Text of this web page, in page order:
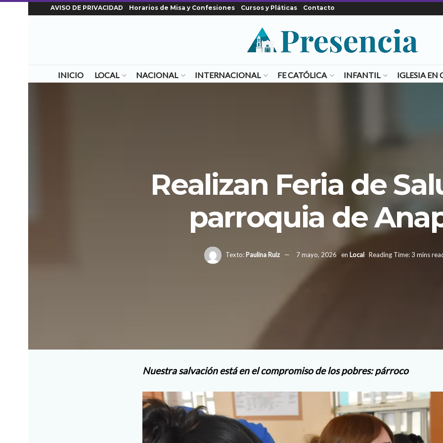
AVISO DE PRIVACIDAD Horarios de Misa y Confesiones Cursos y Pláticas Contacto
INICIO LOCAL NACIONAL INTERNACIONAL FE CATÓLICA INFANTIL IGLESIA
Realizan Feria de
parroquia de
Texto:Paulina Ruiz 7 mayo, 2026 en Local Reading Time: 3 mins
Nuestra salvación está en el compromiso de los pobres: párroco